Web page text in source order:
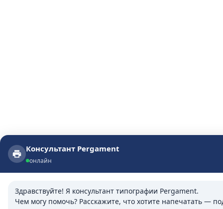
Консультант Pergament
онлайн
Здравствуйте! Я консультант типографии Pergament.
Чем могу помочь? Расскажите, что хотите напечатать —
Консультант Pergament